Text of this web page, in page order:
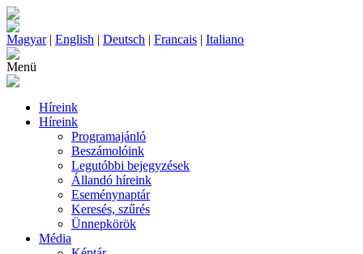
Magyar| English | Deutsch | Francais | Italiano
Menü
Híreink
Híreink
Programajánló
Beszámolóink
Legutóbbi bejegyzések
Állandó híreink
Eseménynaptár
Keresés, szűrés
Ünnepkörök
Média